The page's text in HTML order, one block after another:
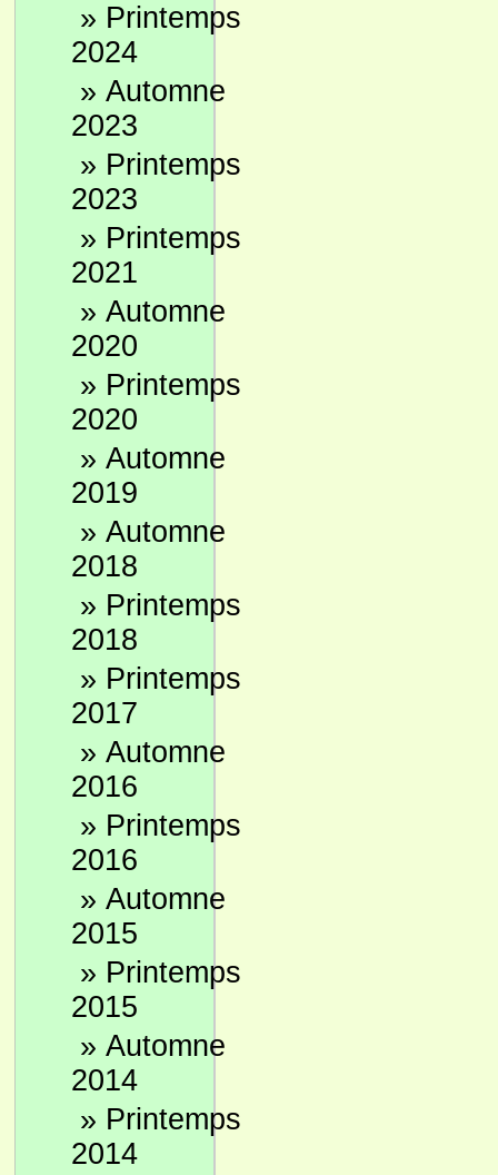
» Printemps
2024
» Automne
2023
» Printemps
2023
» Printemps
2021
» Automne
2020
» Printemps
2020
» Automne
2019
» Automne
2018
» Printemps
2018
» Printemps
2017
» Automne
2016
» Printemps
2016
» Automne
2015
» Printemps
2015
» Automne
2014
» Printemps
2014